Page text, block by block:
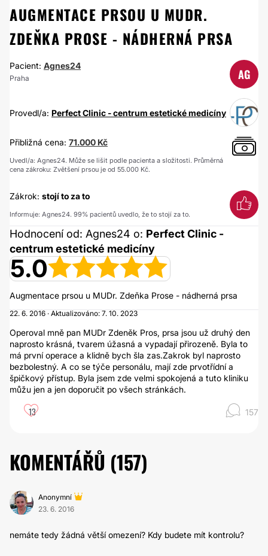
AUGMENTACE PRSOU U MUDR.
ZDEŇKA PROSE - NÁDHERNÁ PRSA
Pacient: Agnes24
Praha AG
Provedl/a: Perfect Clinic - centrum estetické medicíny
Přibližná cena: 71.000 Kč
Uvedl/a: Agnes24. Může se lišit podle pacienta a složitosti. Průměrná
cena zákroku: Zvětšení prsou je od 55.000 Kč.
Zákrok: stojí to za to
Informuje: Agnes24. 99% pacientů uvedlo, že to stojí za to.
Hodnocení od: Agnes24 o: Perfect Clinic -
centrum estetické medicíny
5.0
Augmentace prsou u MUDr. Zdeňka Prose - nádherná prsa
22. 6. 2016 · Aktualizováno: 7. 10. 2023
Operoval mně pan MUDr Zdeněk Pros, prsa jsou už druhý den
naprosto krásná, tvarem úžasná a vypadají přirozeně. Byla to
má první operace a klidně bych šla zas.Zakrok byl naprosto
bezbolestný. A co se týče personálu, mají zde prvotřídní a
špičkový přístup. Byla jsem zde velmi spokojená a tuto kliniku
můžu jen a jen doporučit po všech stránkách.
13 157
KOMENTÁŘŮ (157)
Anonymní
23. 6. 2016
nemáte tedy žádná větší omezení? Kdy budete mít kontrolu?